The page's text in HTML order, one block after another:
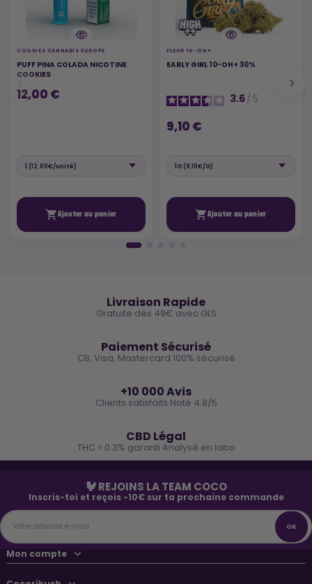
COOKIES CANNABIS EUROPE
PUFF PINA COLADA NICOTINE
COOKIES
12,00 €
Ajouter au panier
FLEUR 10-OH+
EARLY GIRL 10-OH+ 30%
3.6/ 5
9,10 €
Ajouter au panier
Livraison Rapide
Gratuite dès 49€ avec GLS
Paiement Sécurisé
CB, Visa, Mastercard 100% sécurisé
+10 000 Avis
Clients satisfaits Noté 4.8/5
CBD Légal
THC < 0.3% garanti Analysé en labo
🐓 REJOINS LA TEAM COCO
Inscris-toi et reçois -10€ sur ta prochaine commande
Mon compte